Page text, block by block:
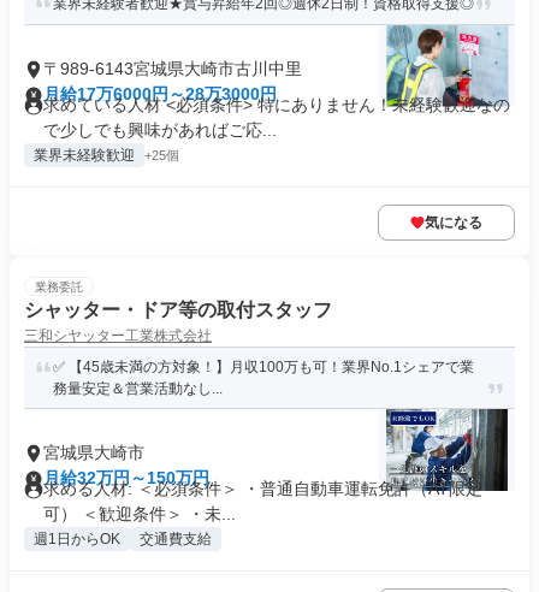
業界未経験者歓迎★賞与昇給年2回◎週休2日制！資格取得支援◎
〒989-6143宮城県大崎市古川中里
月給17万6000円～28万3000円
求めている人材 <必須条件> 特にありません！未経験歓迎なの
で少しでも興味があればご応...
業界未経験歓迎 +25個
気になる
業務委託
シャッター・ドア等の取付スタッフ
三和シヤッター工業株式会社
✅ 【45歳未満の方対象！】月収100万も可！業界No.1シェアで業
務量安定＆営業活動なし...
宮城県大崎市
月給32万円～150万円
求める人材: ＜必須条件＞ ・普通自動車運転免許（AT限定
可） ＜歓迎条件＞ ・未...
週1日からOK 交通費支給